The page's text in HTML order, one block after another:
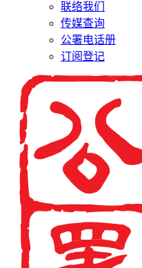
联络我们
传媒查询
公署电话册
订阅登记